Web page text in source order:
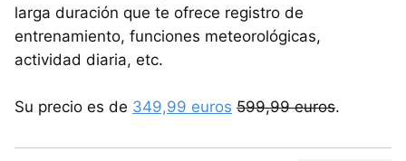
larga duración que te ofrece registro de
entrenamiento, funciones meteorológicas,
actividad diaria, etc.
Su precio es de 349,99 euros 599,99 euros.